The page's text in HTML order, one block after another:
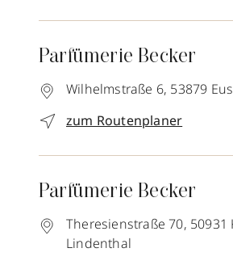
Parfümerie Becker
Wilhelmstraße 6, 53879
zum Routenplaner
Parfümerie Becker
Theresienstraße 70, 50931
Lindenthal